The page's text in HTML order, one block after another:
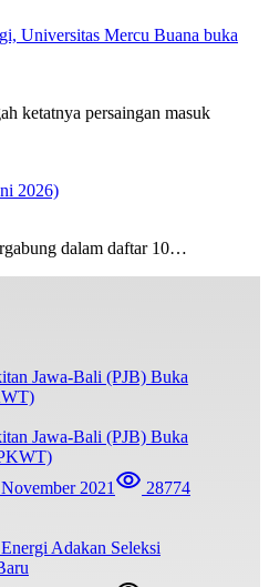
Universitas Mercu Buana buka
ketatnya persaingan masuk
2026)
dalam daftar 10…
Jawa-Bali (PJB) Buka
2021 28774
Adakan Seleksi